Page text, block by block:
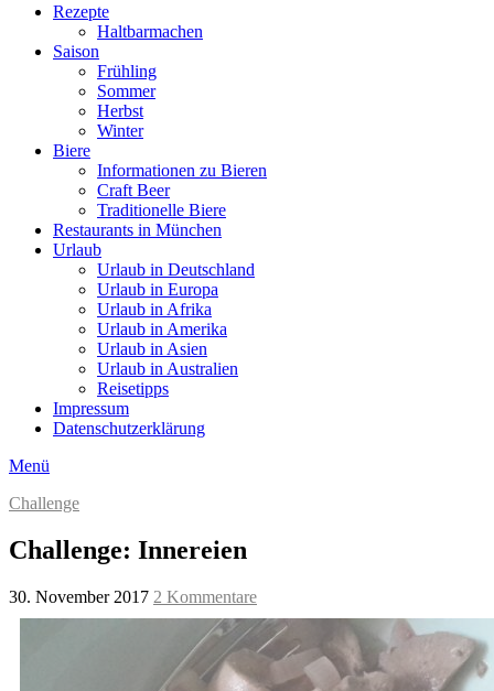
Rezepte
Haltbarmachen
Saison
Frühling
Sommer
Herbst
Winter
Biere
Informationen zu Bieren
Craft Beer
Traditionelle Biere
Restaurants in München
Urlaub
Urlaub in Deutschland
Urlaub in Europa
Urlaub in Afrika
Urlaub in Amerika
Urlaub in Asien
Urlaub in Australien
Reisetipps
Impressum
Datenschutzerklärung
Menü
Challenge
Challenge: Innereien
30. November 2017 2 Kommentare